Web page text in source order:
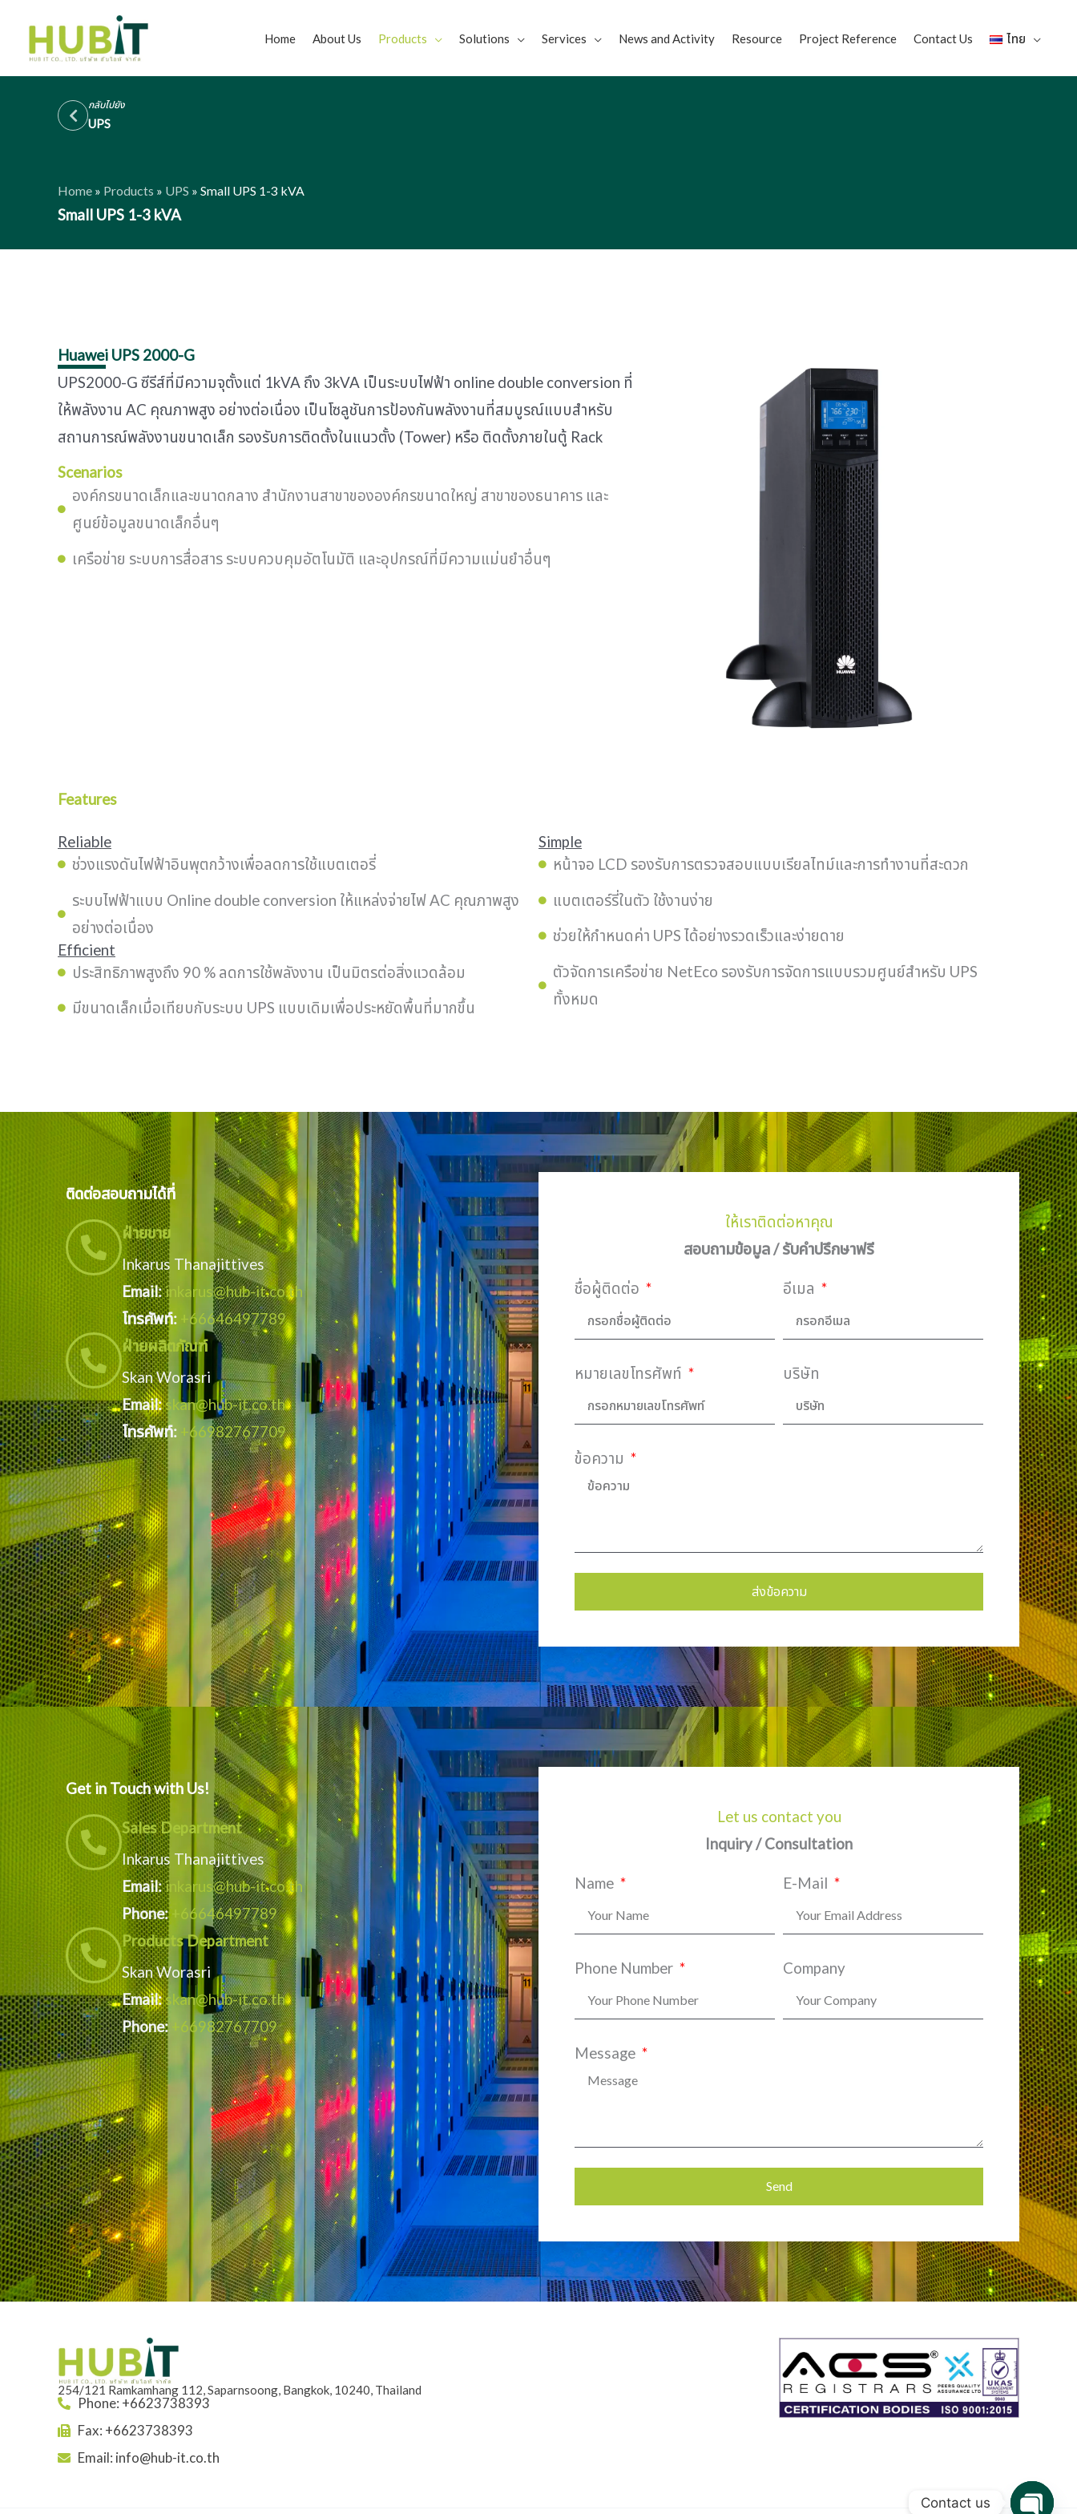
content
Home About Us Products Solutions Services News and Activity Resource Project Reference Contact Us ไทย
กลับไปยัง
UPS
Home » Products » UPS » Small UPS 1-3 kVA
Small UPS 1-3 kVA
Huawei UPS 2000-G
UPS2000-G ซีรีส์ที่มีความจุตั้งแต่ 1kVA ถึง 3kVA เป็นระบบไฟฟ้า online double conversion ที่
ให้พลังงาน AC คุณภาพสูง อย่างต่อเนื่อง เป็นโซลูชันการป้องกันพลังงานที่สมบูรณ์แบบสำหรับ
สถานการณ์พลังงานขนาดเล็ก รองรับการติดตั้งในแนวตั้ง (Tower) หรือ ติดตั้งภายในตู้ Rack
Scenarios
องค์กรขนาดเล็กและขนาดกลาง สำนักงานสาขาขององค์กรขนาดใหญ่ สาขาของธนาคาร และ
ศูนย์ข้อมูลขนาดเล็กอื่นๆ
เครือข่าย ระบบการสื่อสาร ระบบควบคุมอัตโนมัติ และอุปกรณ์ที่มีความแม่นยำอื่นๆ
Features
Reliable
ช่วงแรงดันไฟฟ้าอินพุตกว้างเพื่อลดการใช้แบตเตอรี่
ระบบไฟฟ้าแบบ Online double conversion ให้แหล่งจ่ายไฟ AC คุณภาพสูง
อย่างต่อเนื่อง
Efficient
ประสิทธิภาพสูงถึง 90 % ลดการใช้พลังงาน เป็นมิตรต่อสิ่งแวดล้อม
มีขนาดเล็กเมื่อเทียบกับระบบ UPS แบบเดิมเพื่อประหยัดพื้นที่มากขึ้น
Simple
หน้าจอ LCD รองรับการตรวจสอบแบบเรียลไทม์และการทำงานที่สะดวก
แบตเตอร์รี่ในตัว ใช้งานง่าย
ช่วยให้กำหนดค่า UPS ได้อย่างรวดเร็วและง่ายดาย
ตัวจัดการเครือข่าย NetEco รองรับการจัดการแบบรวมศูนย์สำหรับ UPS
ทั้งหมด
ติดต่อสอบถามได้ที่
ฝ่ายขาย
Inkarus Thanajittives
Email:inkarus@hub-it.co.th
โทรศัพท์: +66646497789
ฝ่ายผลิตภัณฑ์
Skan Worasri
Email:skan@hub-it.co.th
โทรศัพท์: +66982767709
ให้เราติดต่อหาคุณ
สอบถามข้อมูล / รับคำปรึกษาฟรี
ชื่อผู้ติดต่อ อีเมล
หมายเลขโทรศัพท์ บริษัท
ข้อความ
ส่งข้อความ
Get in Touch with Us!
Sales Department
Inkarus Thanajittives
Email:inkarus@hub-it.co.th
Phone: +66646497789
Products Department
Skan Worasri
Email:skan@hub-it.co.th
Phone: +66982767709
Let us contact you
Inquiry / Consultation
Name E-Mail
Phone Number Company
Message
Send
254/121 Ramkamhang 112, Saparnsoong, Bangkok, 10240, Thailand
Phone: +6623738393
Fax: +6623738393
Email: info@hub-it.co.th
Contact us